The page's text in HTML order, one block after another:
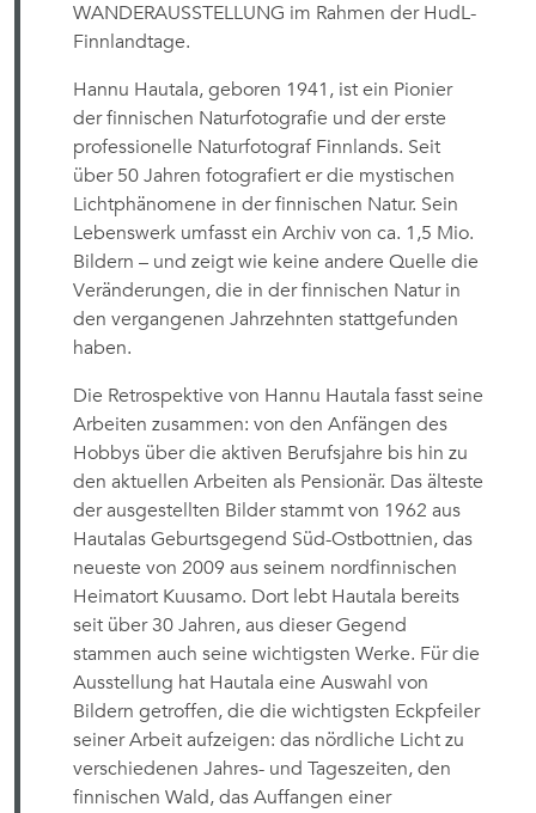
WANDERAUSSTELLUNG im Rahmen der HudL-
Finnlandtage.
Hannu Hautala, geboren 1941, ist ein Pionier
der finnischen Naturfotografie und der erste
professionelle Naturfotograf Finnlands. Seit
über 50 Jahren fotografiert er die mystischen
Lichtphänomene in der finnischen Natur. Sein
Lebenswerk umfasst ein Archiv von ca. 1,5 Mio.
Bildern – und zeigt wie keine andere Quelle die
Veränderungen, die in der finnischen Natur in
den vergangenen Jahrzehnten stattgefunden
haben.
Die Retrospektive von Hannu Hautala fasst seine
Arbeiten zusammen: von den Anfängen des
Hobbys über die aktiven Berufsjahre bis hin zu
den aktuellen Arbeiten als Pensionär. Das älteste
der ausgestellten Bilder stammt von 1962 aus
Hautalas Geburtsgegend Süd-Ostbottnien, das
neueste von 2009 aus seinem nordfinnischen
Heimatort Kuusamo. Dort lebt Hautala bereits
seit über 30 Jahren, aus dieser Gegend
stammen auch seine wichtigsten Werke. Für die
Ausstellung hat Hautala eine Auswahl von
Bildern getroffen, die die wichtigsten Eckpfeiler
seiner Arbeit aufzeigen: das nördliche Licht zu
verschiedenen Jahres- und Tageszeiten, den
finnischen Wald, das Auffangen einer